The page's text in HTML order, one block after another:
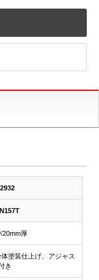
20mm厚
塗装仕上げ、アジャス
き